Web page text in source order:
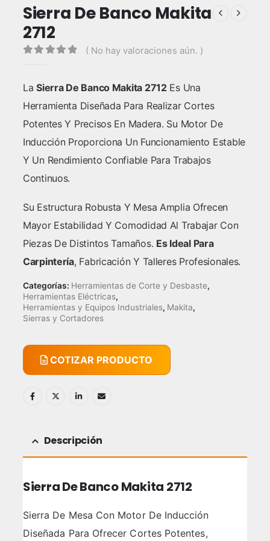
Sierra De Banco Makita
2712
( No hay valoraciones aún. )
LaSierra De Banco Makita 2712Es Una
Herramienta Diseñada Para Realizar Cortes
Potentes Y Precisos En Madera. Su Motor De
Inducción Proporciona Un Funcionamiento Estable
Y Un Rendimiento Confiable Para Trabajos
Continuos.
Su Estructura Robusta Y Mesa Amplia Ofrecen
Mayor Estabilidad Y Comodidad Al Trabajar Con
Piezas De Distintos Tamaños. Es Ideal Para
Carpintería, Fabricación Y Talleres Profesionales.
Categorías: Herramientas de Corte y Desbaste,
Herramientas Eléctricas,
Herramientas y Equipos Industriales, Makita,
Sierras y Cortadores
COTIZAR PRODUCTO
Descripción
Sierra De Banco Makita 2712
Sierra De Mesa Con Motor De Inducción
Diseñada Para Ofrecer Cortes Potentes,